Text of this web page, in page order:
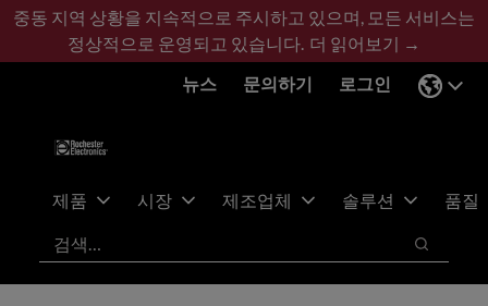
기
콘
바
글
중동 지역 상황을 지속적으로 주시하고 있으며, 모든 서비스는
정상적으로 운영되고 있습니다. 더 읽어보기 →
뉴스
문의하기 로그인
제품 시장 제조업체 솔루션
품질
검색
검색